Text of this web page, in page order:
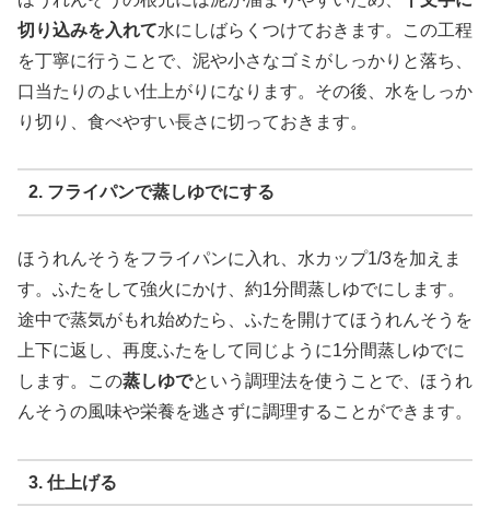
切り込みを入れて水にしばらくつけておきます。この工程
を丁寧に行うことで、泥や小さなゴミがしっかりと落ち、
口当たりのよい仕上がりになります。その後、水をしっか
り切り、食べやすい長さに切っておきます。
2. フライパンで蒸しゆでにする
ほうれんそうをフライパンに入れ、水カップ1/3を加えま
す。ふたをして強火にかけ、約1分間蒸しゆでにします。
途中で蒸気がもれ始めたら、ふたを開けてほうれんそうを
上下に返し、再度ふたをして同じように1分間蒸しゆでに
します。この蒸しゆでという調理法を使うことで、ほうれ
んそうの風味や栄養を逃さずに調理することができます。
3. 仕上げる